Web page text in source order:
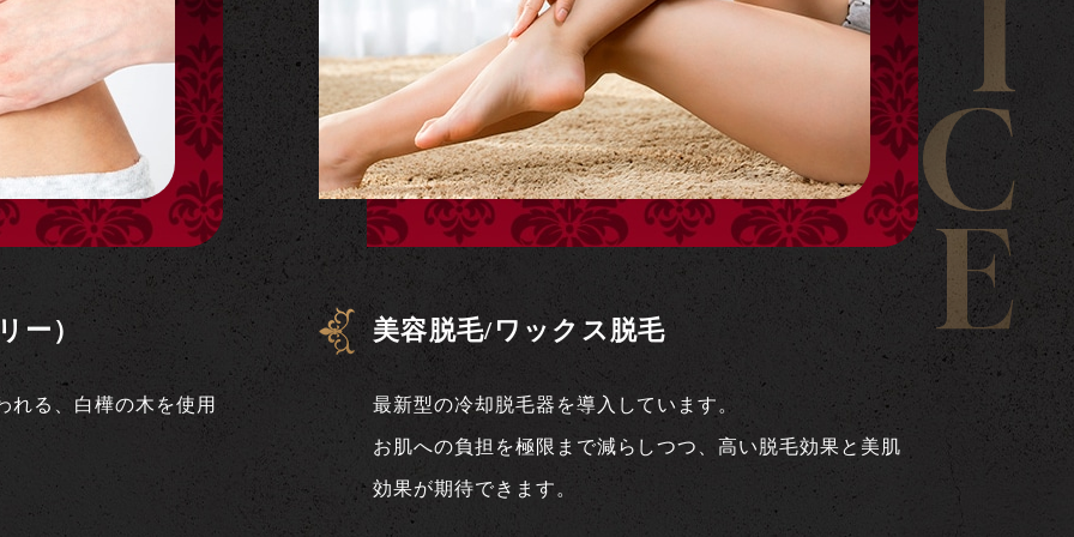
I
C
E
ー）
れる、白樺の木を使用
美容脱毛/ワックス脱毛
最新型の冷却脱毛器を導入しています。
お肌への負担を極限まで減らしつつ、高い脱毛効果と美肌
効果が期待できます。